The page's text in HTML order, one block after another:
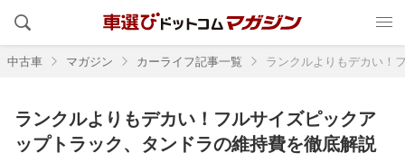
中古車 マガジン カーライフ記事一覧 ランクルよりもデカい！
ランクルよりもデカい！フルサイズピックア
ップトラック、タンドラの維持費を徹底解説